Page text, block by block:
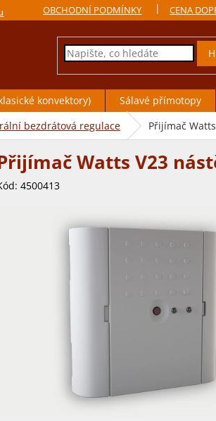
OBCHODNÍ PODMÍNKY CENA
konvektory) Sálavé přímotopy
bezdrátová regulace Přijímač
Watts V23
4500413